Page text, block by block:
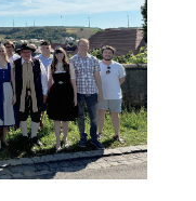
Daten des